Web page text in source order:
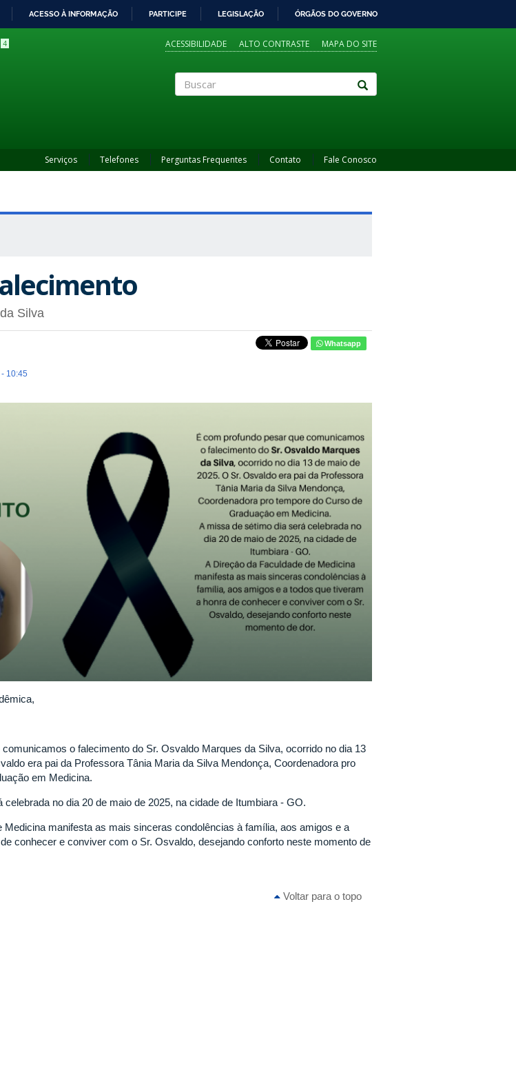
ACESSO À INFORMAÇÃO PARTICIPE LEGISLAÇÃO ÓRGÃOS DO GOVERNO
4 ACESSIBILIDADE ALTO CONTRASTE MAPA DO SITE
Serviços Telefones Perguntas Frequentes Contato Fale Conosco
Silva
10:45
Whatsapp
o falecimento do Sr. Osvaldo Marques da Silva, ocorrido no dia 13
era pai da Professora Tânia Maria da Silva Mendonça, Coordenadora pro
em Medicina.
no dia 20 de maio de 2025, na cidade de Itumbiara - GO.
Medicina manifesta as mais sinceras condolências à família, aos amigos e a
conhecer e conviver com o Sr. Osvaldo, desejando conforto neste momento de
Voltar para o topo